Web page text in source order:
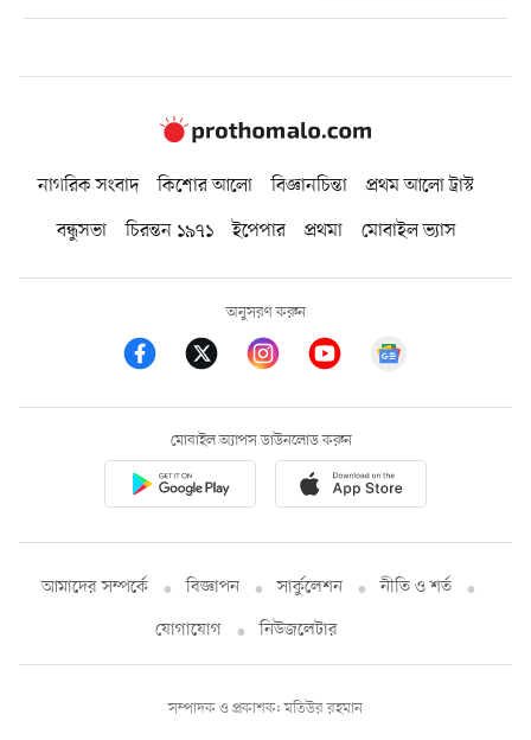
নাগরিক সংবাদ কিশোর আলো বিজ্ঞানচিন্তা
প্রথম আলো ট্রাস্ট
বন্ধুসভা
চিরন্তন ১৯৭১ ইপেপার প্রথমা মোবাইল ভ্যাস
অনুসরণ করুন
মোবাইল অ্যাপস ডাউনলোড করুন
আমাদের সম্পর্কে বিজ্ঞাপন সার্কুলেশন
নীতি ও শর্ত
যোগাযোগ
নিউজলেটার
সম্পাদক ও প্রকাশক: মতিউর রহমান